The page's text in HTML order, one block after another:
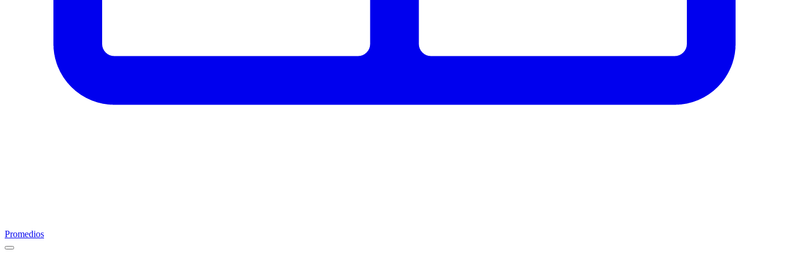
Promedios